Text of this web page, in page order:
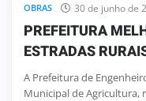
OBRAS 30 de junho de
PREFEITURA
ESTRADAS
A Prefeitura de
Municipal de Agricultura,